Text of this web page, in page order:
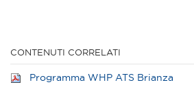
CONTENUTI CORRELATI
Programma WHP ATS Brianza